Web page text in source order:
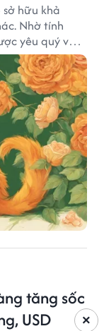
hữu khả
Nhờ tính
yêu quý và
tăng sốc
USD
×